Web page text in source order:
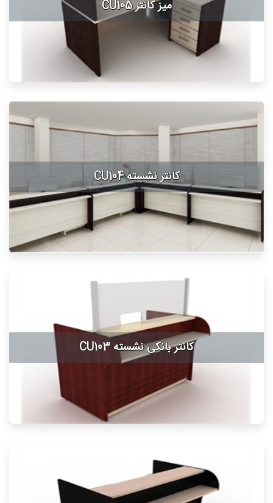
میز کانتر CU105
کانتر نشسته CU104
کانتر بانکی نشسته CU103